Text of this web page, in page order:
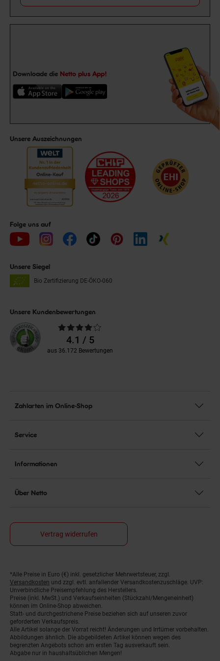
Downloade die Netto plus App!
Unsere Auszeichnungen
Folge uns auf
Unsere Siegel
Bio Zertifizierung DE-ÖKO-060
Unsere Kundenbewertungen
Durchschnittliche
Bewertungen4.1 / 5
aus 36.172 Bewertungen
Zahlarten im Online-Shop
Service
Informationen
Über Netto
Vertrag widerrufen
Fußnoten
*Alle Preise in Euro (€) inkl. gesetzlicher Mehrwertsteuer, zzgl.
Versandkosten und zzgl. evtl. anfallender Versandkostenzuschläge. UVP:
Unverbindliche Preisempfehlung des Herstellers.
Preise (inkl. MwSt.) und Verkaufseinheiten (Stückzahl/Mengeneinheit)
können im Online-Shop abweichen.
Statt- und durchgestrichene Preise beziehen sich auf unseren zuvor
geforderten Verkaufspreis.
Alle Artikel solange der Vorrat reicht! Änderungen und Irrtümer vorbehalten.
Abbildungen ähnlich. Die abgebildeten Artikel können wegen des
begrenzten Angebots schon am ersten Tag ausverkauft sein.
Abgabe nur in haushaltsüblichen Mengen!